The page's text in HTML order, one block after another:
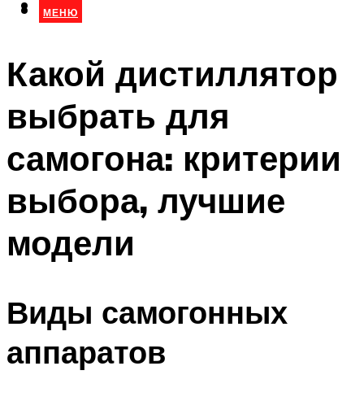
МЕНЮ
МЕНЮ
Какой дистиллятор
выбрать для
самогона: критерии
выбора, лучшие
модели
Виды самогонных
аппаратов